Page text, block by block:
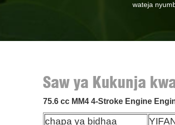
wateja
Saw ya Kukunja
Ufanisi
75.6 cc MM4 4-Stroke Engine
chapa ya bidhaa